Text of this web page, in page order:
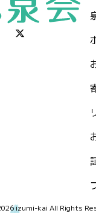
izumi-kai All Rights